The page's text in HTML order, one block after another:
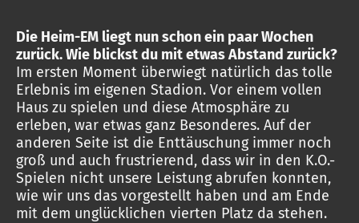
Die Heim-EM liegt nun schon ein paar Wochen
zurück. Wie blickst du mit etwas Abstand zurück?
Im ersten Moment überwiegt natürlich das tolle
Erlebnis im eigenen Stadion. Vor einem vollen
Haus zu spielen und diese Atmosphäre zu
erleben, war etwas ganz Besonderes. Auf der
anderen Seite ist die Enttäuschung immer noch
groß und auch frustrierend, dass wir in den K.O.-
Spielen nicht unsere Leistung abrufen konnten,
wie wir uns das vorgestellt haben und am Ende
mit dem unglücklichen vierten Platz da stehen.